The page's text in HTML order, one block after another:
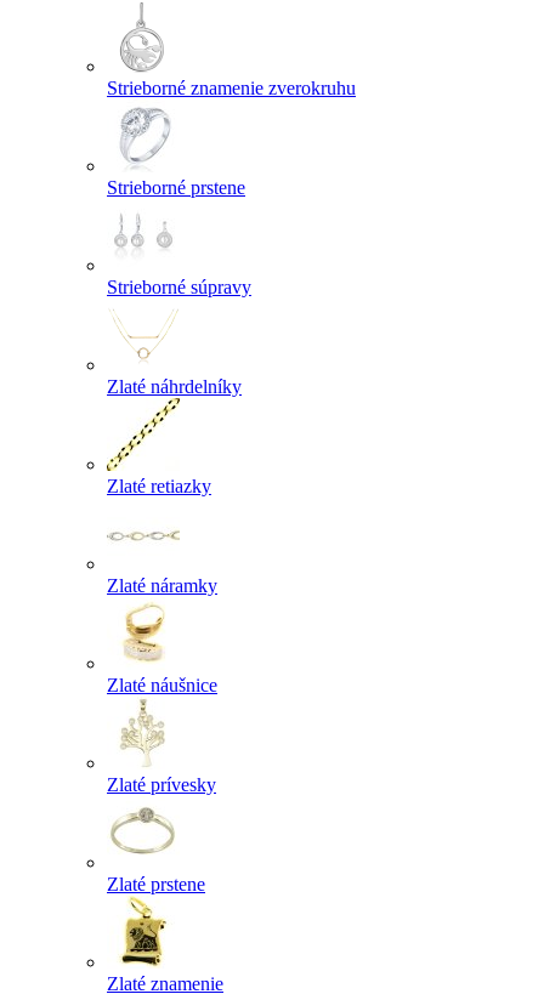
Strieborné znamenie zverokruhu
Strieborné prstene
Strieborné súpravy
Zlaté náhrdelníky
Zlaté retiazky
Zlaté náramky
Zlaté náušnice
Zlaté prívesky
Zlaté prstene
Zlaté znamenie